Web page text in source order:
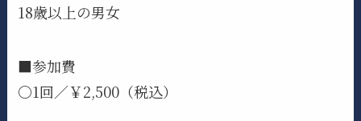
18歳以上の男女
■参加費
〇1回／￥2,500（税込）